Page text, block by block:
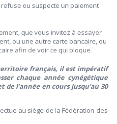
ou suspecte un paiement
que vous invitez à essayer
ou une autre carte bancaire, ou
afin de voir ce qui bloque.
français, il est impératif
chaque année cynégétique
de l’année en cours jusqu’au 30
au siège de la Fédération des